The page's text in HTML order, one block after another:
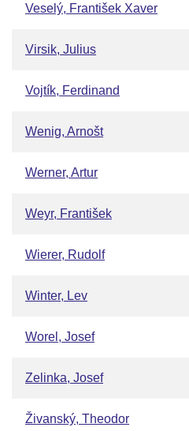
Veselý, František Xaver
Virsik, Julius
Vojtík, Ferdinand
Wenig, Arnošt
Werner, Artur
Weyr, František
Wierer, Rudolf
Winter, Lev
Worel, Josef
Zelinka, Josef
Živanský, Theodor